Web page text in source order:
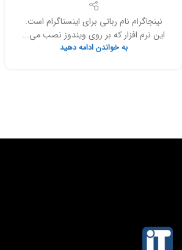
نینجاگرام نام رباتی برای اینستاگرام است.
این نرم افزار که بر روی ویندوز نصب می...
به خواندن ادامه دهید